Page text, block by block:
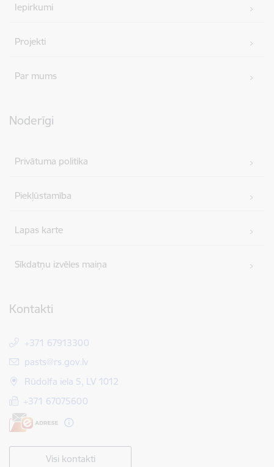
Iepirkumi
Projekti
Par mums
Noderīgi
Privātuma politika
Piekļūstamība
Lapas karte
Sīkdatņu izvēles maiņa
Kontakti
+371 67913300
E-pasts:
pasts@rs.gov.lv
Rūdolfa iela 5, LV 1012
+371 67075600
Visi kontakti